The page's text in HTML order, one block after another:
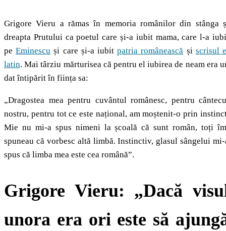
Grigore Vieru a rămas în memoria românilor din stânga
dreapta Prutului ca poetul care și-a iubit mama, care l-a
peEminescu și care și-a iubitpatria românească și scrisul
latin. Mai târziu mărturisea că pentru el iubirea de neam era
dat întipărit în ființa sa:
„Dragostea mea pentru cuvântul românesc, pentru
nostru, pentru tot ce este național, am moștenit‑o prin
Mie nu mi‑a spus nimeni la școală că sunt român, toți
spuneau că vorbesc altă limbă. Instinctiv, glasul sângelui
spus că limba mea este cea română”.
Grigore Vieru: „Dacă
unora era ori este să